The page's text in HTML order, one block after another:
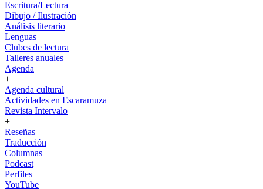
Escritura/Lectura
Dibujo / Ilustración
Análisis literario
Lenguas
Clubes de lectura
Talleres anuales
Agenda
+
Agenda cultural
Actividades en Escaramuza
Revista Intervalo
+
Reseñas
Traducción
Columnas
Podcast
Perfiles
YouTube